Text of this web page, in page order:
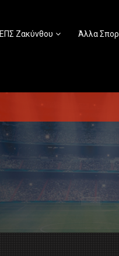
ΕΠΣ Ζακύνθου Άλλα Σπορ